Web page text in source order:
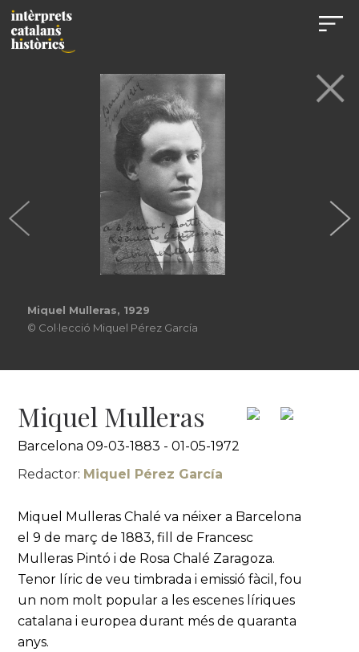
Miquel Mulleras, 1929
© Col·lecció Miquel Pérez García
Miquel Mulleras
Barcelona 09-03-1883 - 01-05-1972
Redactor: Miquel Pérez García
Miquel Mulleras Chalé va néixer a Barcelona
el 9 de març de 1883, fill de Francesc
Mulleras Pintó i de Rosa Chalé Zaragoza.
Tenor líric de veu timbrada i emissió fàcil, fou
un nom molt popular a les escenes líriques
catalana i europea durant més de quaranta
anys.